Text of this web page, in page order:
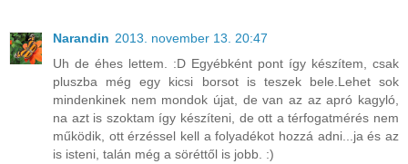
Narandin 2013. november 13. 20:47
Uh de éhes lettem. :D Egyébként pont így készítem, csak
pluszba még egy kicsi borsot is teszek bele.Lehet sok
mindenkinek nem mondok újat, de van az az apró kagyló,
na azt is szoktam így készíteni, de ott a térfogatmérés nem
működik, ott érzéssel kell a folyadékot hozzá adni...ja és az
is isteni, talán még a söréttől is jobb. :)